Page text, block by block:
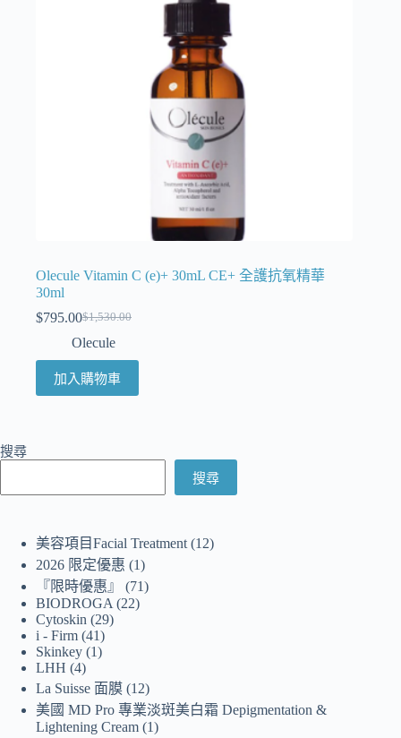
Olecule Vitamin C (e)+ 30mL CE+ 全護抗氧精華
30ml
$1,530.00
$795.00
Olecule
加入購物車
搜尋
搜尋
美容項目Facial Treatment 12
2026 限定優惠
1
『限時優惠』
71
BIODROGA
22
Cytoskin
29
i - Firm 41
Skinkey 1
LHH 4
La Suisse 面膜 12
美國 MD Pro 專業淡斑美白霜 Depigmentation &
Lightening Cream 1